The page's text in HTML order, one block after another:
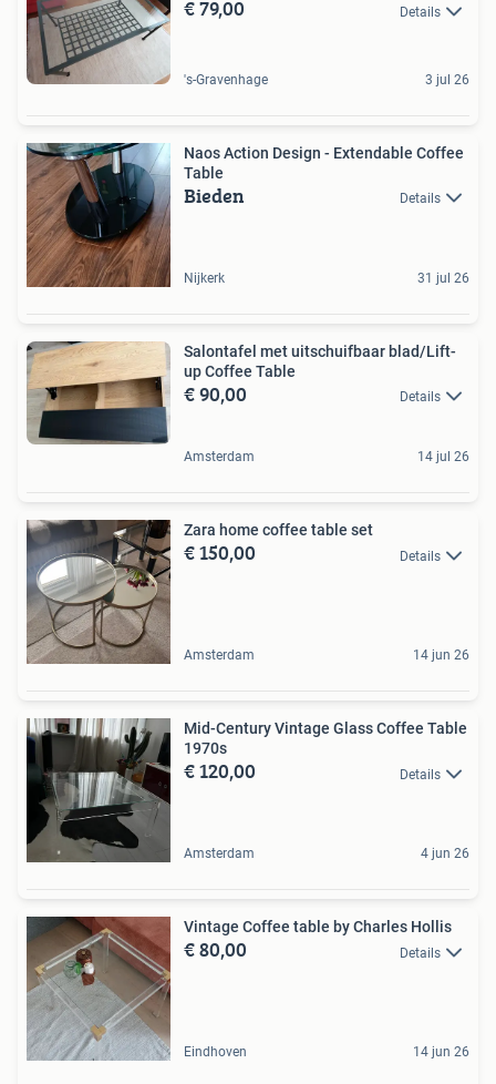
€ 79,00 Details
's-Gravenhage 3 jul 26
Naos Action Design - Extendable Coffee
Table
Bieden Details
Nijkerk 31 jul 26
Salontafel met uitschuifbaar blad/Lift-
up Coffee Table
€ 90,00 Details
Amsterdam 14 jul 26
Zara home coffee table set
€ 150,00 Details
Amsterdam 14 jun 26
Mid-Century Vintage Glass Coffee Table
1970s
€ 120,00 Details
Amsterdam 4 jun 26
Vintage Coffee table by Charles Hollis
€ 80,00 Details
Eindhoven 14 jun 26